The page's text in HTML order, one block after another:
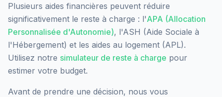
Plusieurs aides financières peuvent réduire
significativement le reste à charge : l'APA (Allocation
Personnalisée d'Autonomie), l'ASH (Aide Sociale à
l'Hébergement) et les aides au logement (APL).
Utilisez notre simulateur de reste à charge pour
estimer votre budget.
Avant de prendre une décision, nous vous